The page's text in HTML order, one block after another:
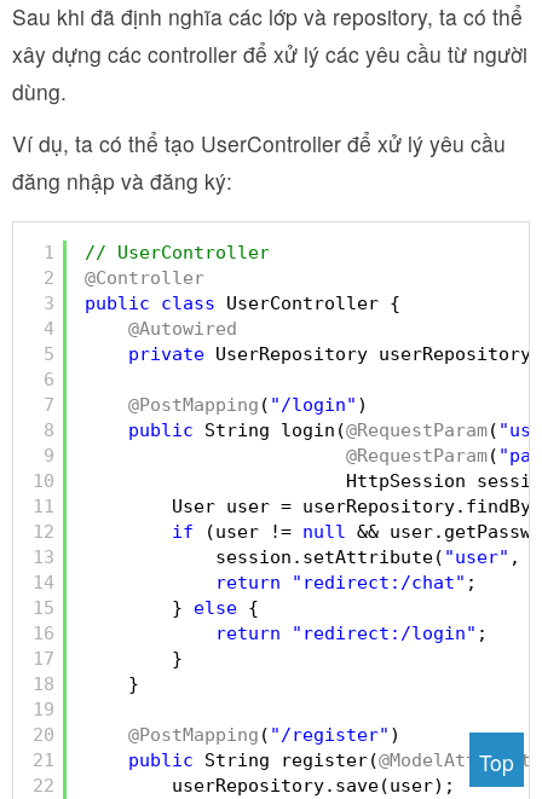
Sau khi đã định nghĩa các lớp và repository, ta có thể
xây dựng các controller để xử lý các yêu cầu từ người
dùng.
Ví dụ, ta có thể tạo UserController để xử lý yêu cầu
đăng nhập và đăng ký:
1
2
3
4
5
6
7
8
9
10
11
12
13
14
15
16
17
18
19
20
21
22
// UserController
@Controller
public
class
UserController {
@Autowired
private UserRepository userRepository;
@PostMapping ( "/login" )
public
String login(@RequestParam(
@RequestParam(
HttpSession
User user =
if
(user != null &&
session.setAttribute( "user" ,
return
"redirect:/chat" ;
} else {
return
"redirect:/login" ;
}
}
@PostMapping ( "/register" )
public
String register(@ModelAttribute
userRepository.save(user);
Top